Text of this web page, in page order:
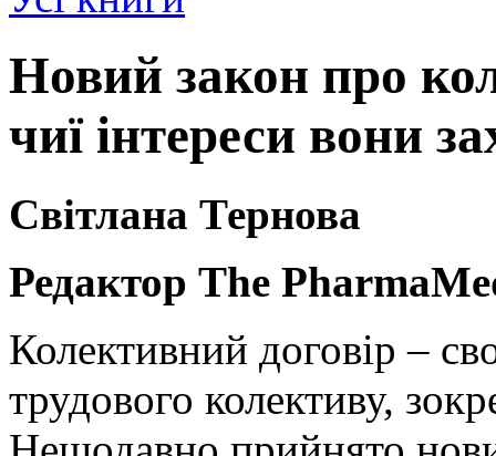
Новий закон про
чиї інтереси вони
Світлана Тернова
Редактор The
Колективний договір –
трудового колективу,